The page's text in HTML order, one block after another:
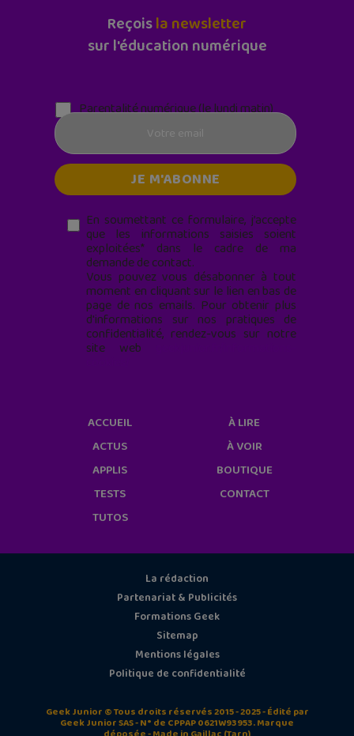
Reçoisla newsletter
sur l'éducation numérique
Parentalité numérique (le lundi matin)
En soumettant ce formulaire, j’accepte
que les informations saisies soient
exploitées* dans le cadre de ma
demande de contact.
Vous pouvez vous désabonner à tout
moment en cliquant sur le lien en bas de
page de nos emails. Pour obtenir plus
d'informations sur nos pratiques de
confidentialité, rendez-vous sur notre
site web
ACCUEIL
ACTUS
APPLIS
TESTS
TUTOS
À LIRE
À VOIR
BOUTIQUE
CONTACT
La rédaction
Partenariat & Publicités
Formations Geek
Sitemap
Mentions légales
Politique de confidentialité
Geek Junior © Tous droits réservés 2015 - 2025 - Édité par
Geek Junior SAS - N° de CPPAP 0621W93953. Marque